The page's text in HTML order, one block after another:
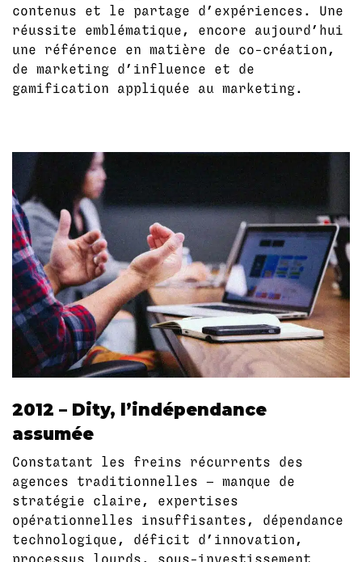
contenus et le partage d’expériences. Une
réussite emblématique, encore aujourd’hui
une référence en matière de co-création,
de marketing d’influence et de
gamification appliquée au marketing.
2012 – Dity, l’indépendance
assumée
Constatant les freins récurrents des
agences traditionnelles — manque de
stratégie claire, expertises
opérationnelles insuffisantes, dépendance
technologique, déficit d’innovation,
processus lourds, sous-investissement